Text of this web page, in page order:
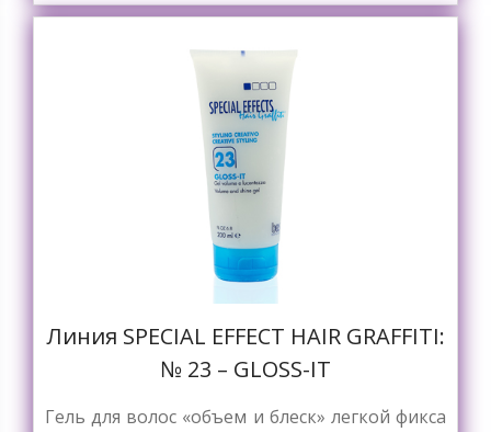
Линия SPECIAL EFFECT HAIR GRAFFITI:
№ 23 – GLOSS-IT
Гель для волос «объем и блеск» легкой фикса